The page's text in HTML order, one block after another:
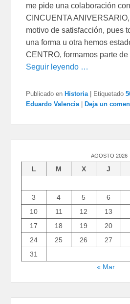
me pide una colaboración
CINCUENTA
motivo de satisfacción, pues
una forma u otra hemos
CENTRO, formamos parte
Seguir leyendo …
Publicado en Historia Etiquetado
Eduardo Valencia
Deja un
AGOSTO 2026
L M X J
3
4 5 6
10
11 12 13
17
18 19 20
24
25 26 27
31
« Mar